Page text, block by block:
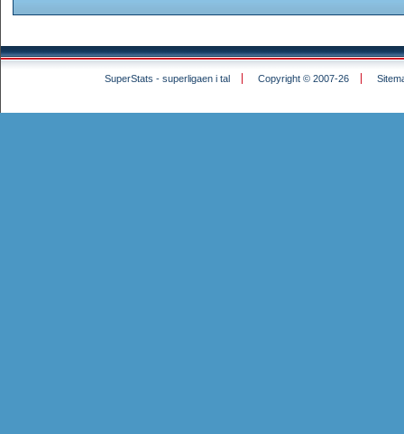
SuperStats - superligaen i tal Copyright © 2007-26